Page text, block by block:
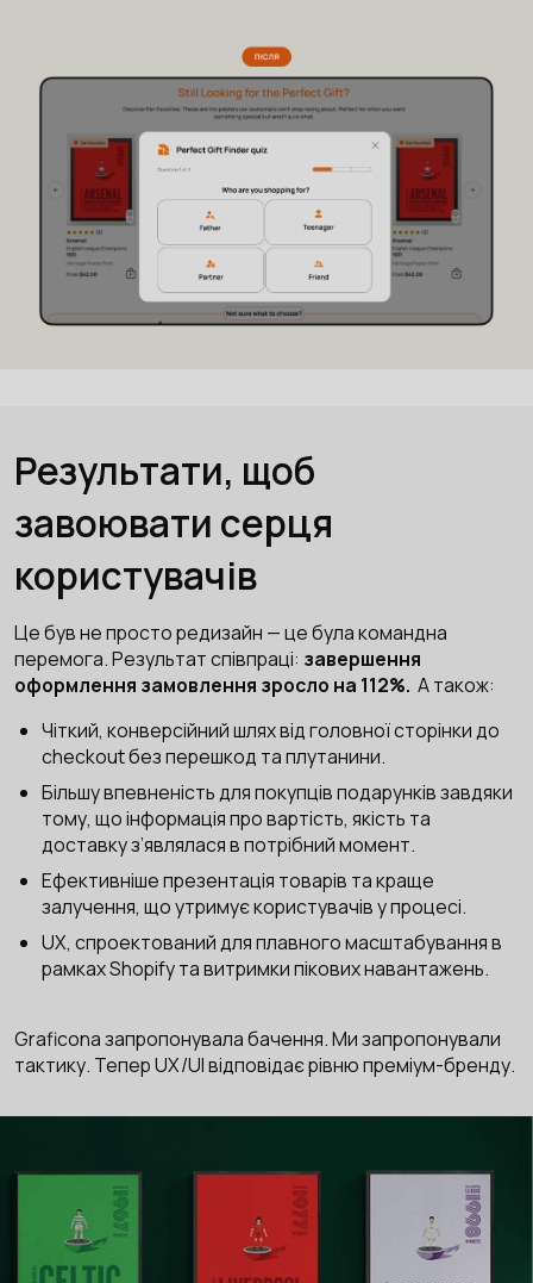
Результати, щоб
завоювати серця
користувачів
Це був не просто редизайн — це була командна
перемога. Результат співпраці: завершення
оформлення замовлення зросло на 112%. А також:
Чіткий, конверсійний шлях від головної сторінки до
checkout без перешкод та плутанини.
Більшу впевненість для покупців подарунків завдяки
тому, що інформація про вартість, якість та
доставку з’являлася в потрібний момент.
Ефективніше презентація товарів та краще
залучення, що утримує користувачів у процесі.
UX, спроектований для плавного масштабування в
рамках Shopify та витримки пікових навантажень.
Graficona запропонувала бачення. Ми запропонували
тактику. Тепер UX/UI відповідає рівню преміум-бренду.